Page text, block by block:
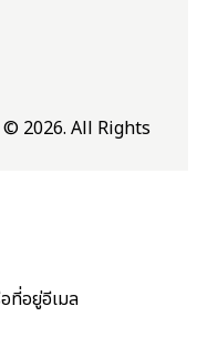
2026. All Rights
ที่อยู่อีเมล